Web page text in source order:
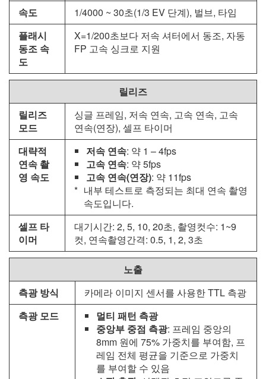
속도
1/4000 ~ 30초(1/3 EV 단계), 벌브, 타임
플래시
동조 속
도
X=1/200초보다 저속 셔터에서 동조, 자동
FP 고속 싱크로 지원
릴리즈
릴리즈
모드
싱글 프레임, 저속 연속, 고속 연속, 고속
연속(연장), 셀프 타이머
대략적
연속 촬
영 속도
저속 연속: 약 1 – 4fps
고속 연속: 약 5fps
고속 연속(연장): 약 11fps
내부 테스트로 측정되는 최대 연속 촬영
속도입니다.
셀프 타
이머
대기시간: 2, 5, 10, 20초, 촬영컷수: 1~9
컷, 연속촬영간격: 0.5, 1, 2, 3초
노출
측광 방식
카메라 이미지 센서를 사용한 TTL 측광
측광 모드
멀티 패턴 측광
중앙부 중점 측광: 프레임 중앙의
8mm 원에 75% 가중치를 부여함, 프
레임 전체 평균을 기준으로 가중치
를 부여할 수 있음